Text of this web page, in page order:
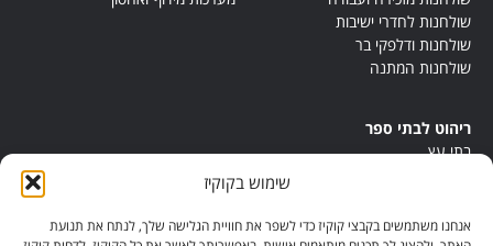
שימוש בקוקיז
אנחנו משתמשים בקבצי קוקיז כדי לשפר את חוויית הגלישה שלך, לנתח את תנועת
שולחנות לחדרי ישיבות
שולחנות ודלפקי בר
שולחנות המתנה
ריהוט לבתי ספר
בתי עץ
ריהוט מונטסורי